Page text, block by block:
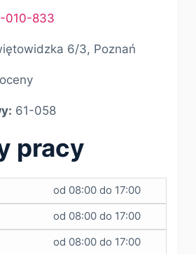
010-833
6/3, Poznań
61-058
pracy
od 08:00 do 17:00
od 08:00 do 17:00
od 08:00 do 17:00